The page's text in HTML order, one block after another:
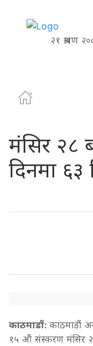
२१ श्रावण
म‌ंसिर २८
दिनमा
काठमाडौं: काठमाडौं
१५ ‍औं संस्करण मंसिर